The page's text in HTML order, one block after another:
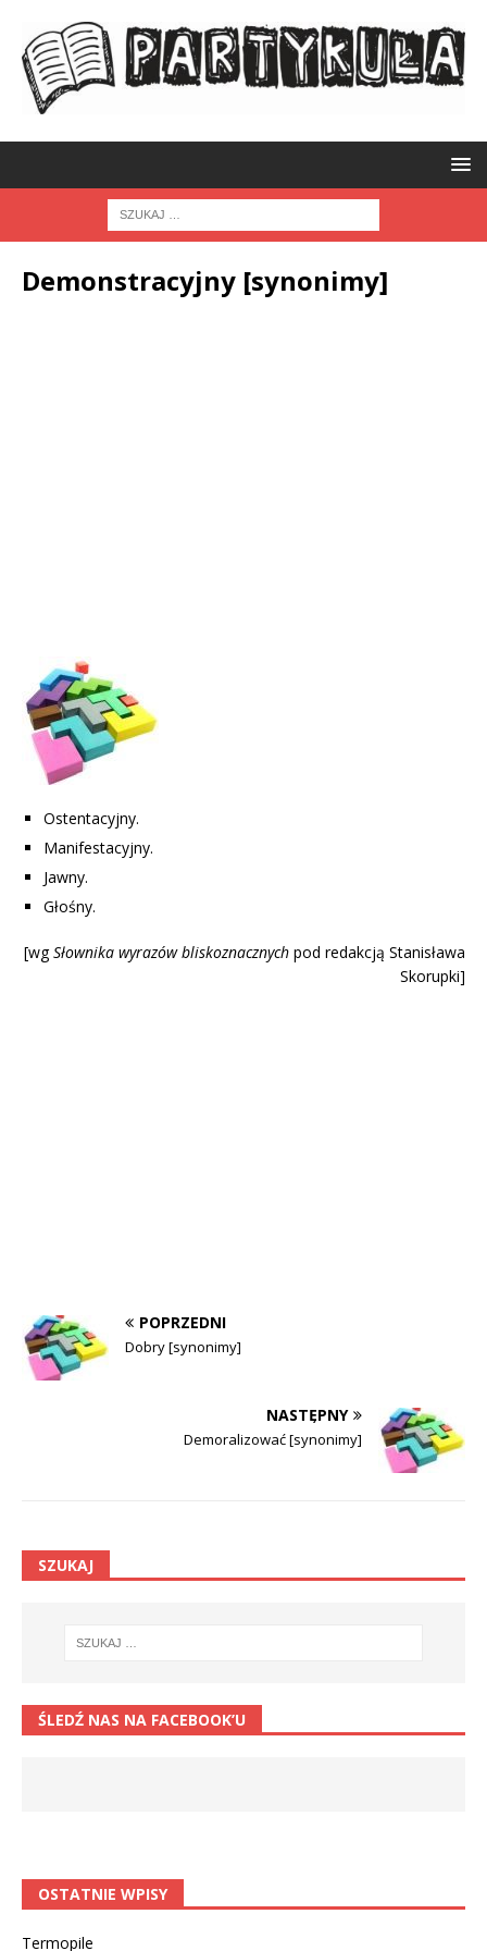
Demonstracyjny [synonimy]
Ostentacyjny.
Manifestacyjny.
Jawny.
Głośny.
[wgSłownika wyrazów bliskoznacznych pod redakcją Stanisława
Skorupki]
POPRZEDNI
Dobry [synonimy]
NASTĘPNY
Demoralizować [synonimy]
SZUKAJ
ŚLEDŹ NAS NA FACEBOOK’U
OSTATNIE WPISY
Termopile